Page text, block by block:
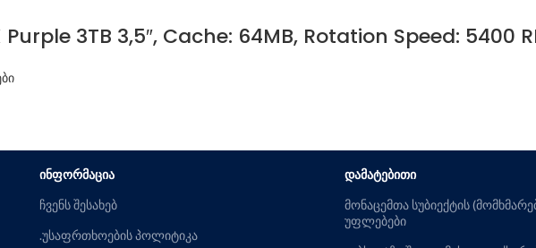
3TB 3,5″, Cache: 64MB, Rotation Speed: 5400
ᲘᲜᲤᲝᲠᲛᲐᲪᲘᲐ
ჩვენს შესახებ
.უსაფრთხოების პოლიტიკა
ᲓᲐᲛᲐᲢᲔᲑᲘᲗᲘ
მონაცემთა სუბიექტის
უფლებები